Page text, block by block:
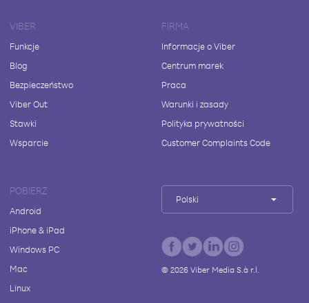
VIBER
Funkcje
Blog
Bezpieczeństwo
Viber Out
Stawki
Wsparcie
FIRMA
Informacje o Viber
Centrum marek
Praca
Warunki i zasady
Polityka prywatności
Customer Complaints Code
POBIERZ
Android
iPhone & iPad
Windows PC
Mac
Linux
Polski
© 2026Viber Media S.à r.l.